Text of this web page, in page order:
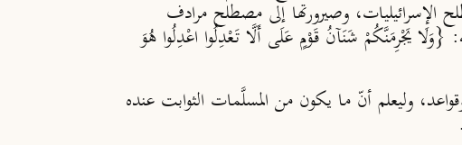
الإسرائيليات، وصيرورتها إلى مصطلح مرادف
يَجْرِمَنَّكُمْ شَنَآنُ قَوْمٍ عَلَى أَلَّا تَعْدِلُوا اعْدِلُوا هُوَ
وليعلم أنّ ما يكون من المسلَّمات الثوابت عنده